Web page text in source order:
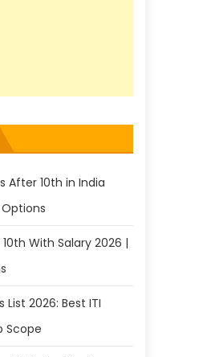
After 10th in India
With Salary 2026 |
List 2026: Best ITI
Scope